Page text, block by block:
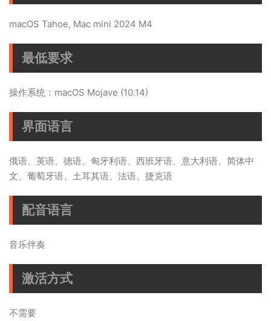
macOS Tahoe, Mac mini 2024 M4
最低要求
操作系统：macOS Mojave (10.14)
界面语言
俄语、英语、德语、匈牙利语、西班牙语、意大利语、简体中
文、葡萄牙语、土耳其语、法语、捷克语
配音语言
音乐伴奏
激活方式
不需要